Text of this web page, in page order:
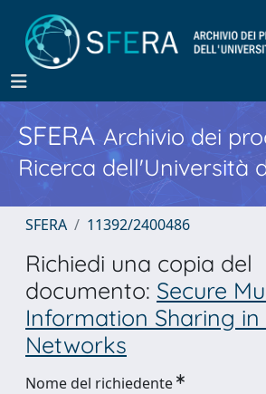
SFERA Archivio dei
Ricerca dell'Università
SFERA 11392/2400486
Richiedi una copia del
documento: Secure
Information Sharing in
Networks
Nome del richiedente